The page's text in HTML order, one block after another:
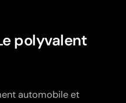
polyvalent
automobile et